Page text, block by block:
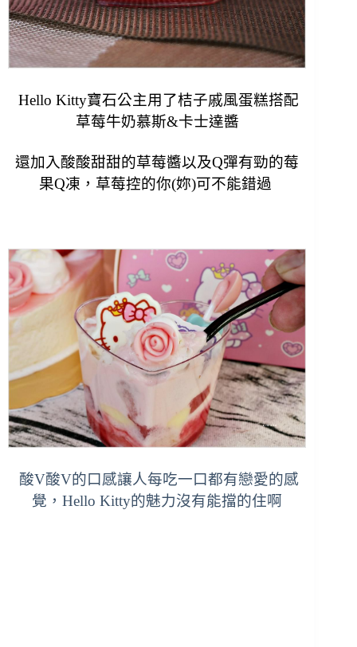
Hello Kitty寶石公主用了桔子戚風蛋糕搭配
草莓牛奶慕斯&卡士達醬
還加入酸酸甜甜的草莓醬以及Q彈有勁的莓
果Q凍 ，草莓控的你(妳)可不能錯過
酸V酸V的口感讓人每吃一口都有戀愛的感
覺，Hello Kitty的魅力沒有能擋的住啊